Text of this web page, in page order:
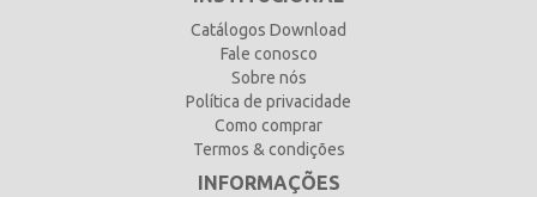
Catálogos Download
Fale conosco
Sobre nós
Política de privacidade
Como comprar
Termos & condições
INFORMAÇÕES